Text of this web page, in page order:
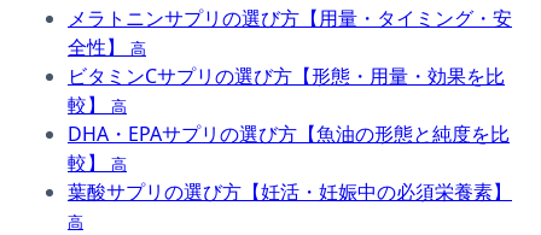
メラトニンサプリの選び方【用量・タイミング・安
全性】
高
ビタミンCサプリの選び方【形態・用量・効果を比
較】
高
DHA・EPAサプリの選び方【魚油の形態と純度を比
較】
高
葉酸サプリの選び方【妊活・妊娠中の必須栄養素】
高